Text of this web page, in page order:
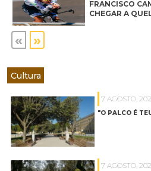
FRANCISCO
CHEGAR A
« »
Cultura
7 AGOSTO,
"O PALCO É
7 AGOSTO,